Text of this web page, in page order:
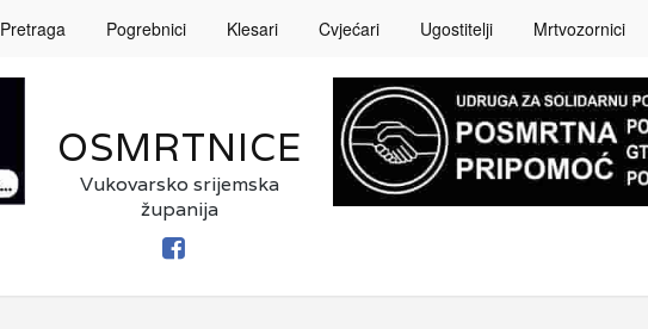
Pretraga Pogrebnici Klesari Cvjećari Ugostitelji Mrtvozornici
OSMRTNICE
Vukovarsko srijemska
županija